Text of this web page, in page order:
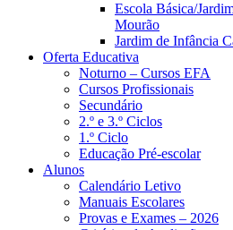
Escola Básica/
Mourão
Jardim de Infância
Oferta Educativa
Noturno – Cursos EFA
Cursos Profissionais
Secundário
2.º e 3.º Ciclos
1.º Ciclo
Educação Pré-escolar
Alunos
Calendário Letivo
Manuais Escolares
Provas e Exames – 2026